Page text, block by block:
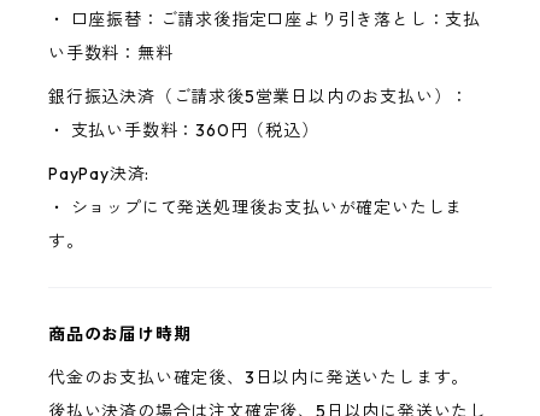
・ 口座振替：ご請求後指定口座より引き落とし：支払
い手数料：無料
銀行振込決済（ご請求後5営業日以内のお支払い）：
・ 支払い手数料：360円（税込）
PayPay決済:
・ ショップにて発送処理後お支払いが確定いたしま
す。
商品のお届け時期
代金のお支払い確定後、3日以内に発送いたします。
後払い決済の場合は注文確定後、5日以内に発送いたし